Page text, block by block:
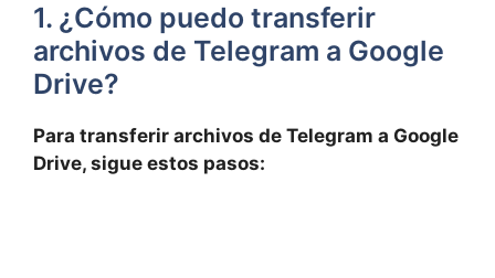
1. ¿Cómo puedo transferir
archivos de Telegram a Google
Drive?
Para transferir archivos de Telegram a Google
Drive, sigue estos pasos: